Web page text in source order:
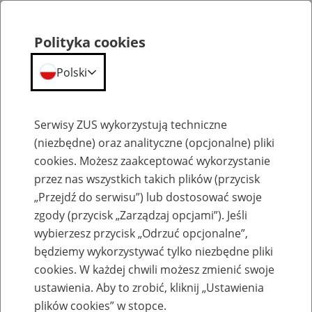
Emerytury
Baza zlikwidowanych lub
przekształconych zakładów pracy
Polityka cookies
Polski
Serwisy ZUS wykorzystują techniczne
(niezbędne) oraz analityczne (opcjonalne) pliki
cookies. Możesz zaakceptować wykorzystanie
przez nas wszystkich takich plików (przycisk
„Przejdź do serwisu”) lub dostosować swoje
zgody (przycisk „Zarządzaj opcjami”). Jeśli
wybierzesz przycisk „Odrzuć opcjonalne”,
będziemy wykorzystywać tylko niezbędne pliki
cookies. W każdej chwili możesz zmienić swoje
ustawienia. Aby to zrobić, kliknij „Ustawienia
plików cookies” w stopce.